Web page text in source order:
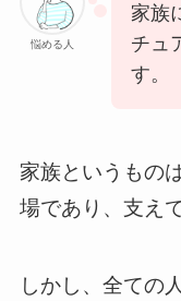
悩める人
家族
チュ
す。
家族というもの
場であり、支え
しかし、全ての